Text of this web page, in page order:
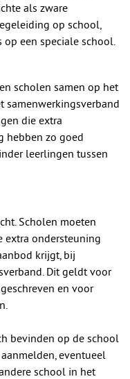
als zware
op school,
een speciale school.
scholen samen op het
samenwerkingsverband
die extra
hebben zo goed
leerlingen tussen
Scholen moeten
extra ondersteuning
krijgt, bij
Dit geldt voor
en voor
bevinden op de school
eventueel
school in het